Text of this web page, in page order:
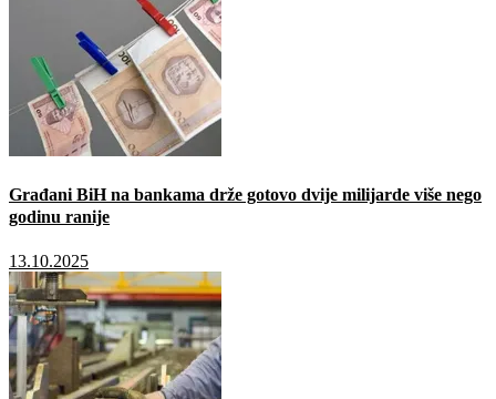
Građani BiH na bankama drže gotovo dvije milijarde više nego
godinu ranije
13.10.2025